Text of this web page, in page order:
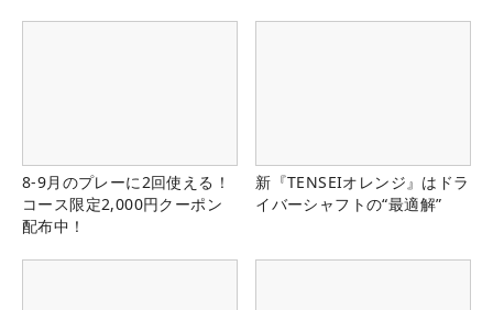
8-9月のプレーに2回使える！
コース限定2,000円クーポン
配布中！
新『TENSEIオレンジ』はドラ
イバーシャフトの“最適解”